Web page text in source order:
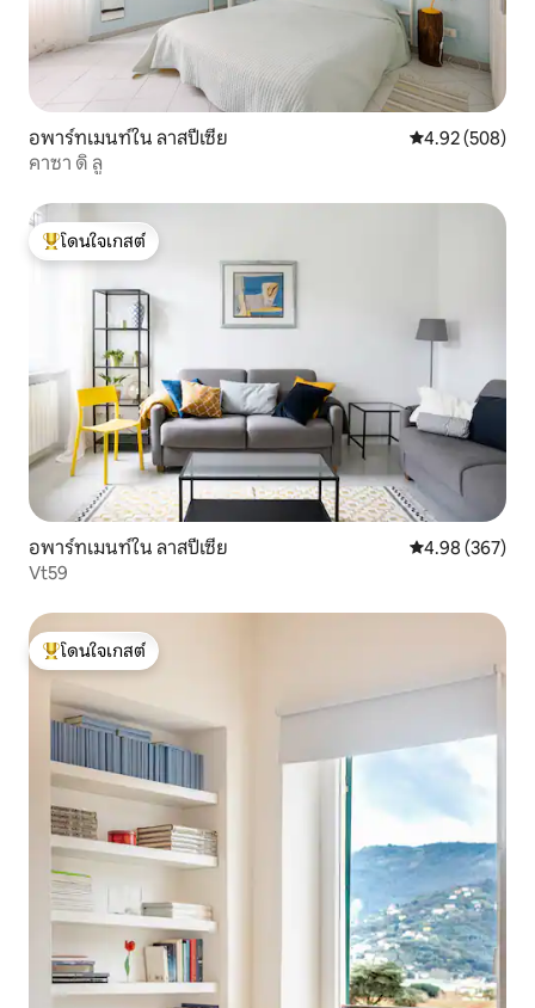
อพาร์ทเมนท์ใน ลาสปีเซีย คะแนนเฉลี่ย
4.92 (508)
คาซา ดิ ลู
โดนใจเกสต์ที่สุด
โดนใจเกสต์
อพาร์ทเมนท์ใน ลาสปีเซีย คะแนนเฉลี่ย
4.98 (367)
Vt59
โดนใจเกสต์ที่สุด
โดนใจเกสต์